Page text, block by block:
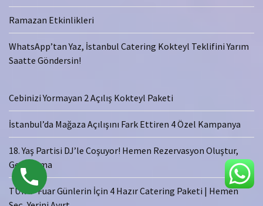
Ramazan Etkinlikleri
WhatsApp’tan Yaz, İstanbul Catering Kokteyl Teklifini Yarım
Saatte Göndersin!
Cebinizi Yormayan 2 Açılış Kokteyl Paketi
İstanbul’da Mağaza Açılışını Fark Ettiren 4 Özel Kampanya
18. Yaş Partisi DJ’le Coşuyor! Hemen Rezervasyon Oluştur,
Geç Kalma
TÜYAP Fuar Günlerin İçin 4 Hazır Catering Paketi | Hemen